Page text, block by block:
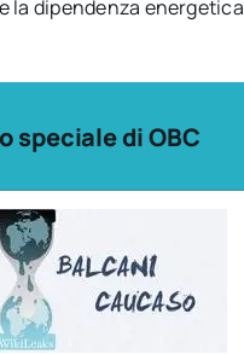
la dipendenza energetica
speciale di OBC